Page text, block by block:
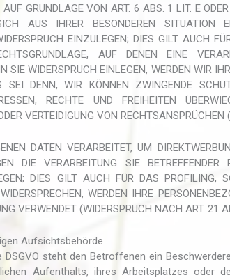
GRUNDLAGE VON ART. 6 ABS. 1 LIT. E
AUS IHRER BESONDEREN SITUATION
EINZULEGEN; DIES GILT AUCH
AUF DENEN EINE
SIE WIDERSPRUCH EINLEGEN, WERDEN WIR
DENN, WIR KÖNNEN ZWINGENDE
RECHTE UND FREIHEITEN
VERTEIDIGUNG VON
DATEN VERARBEITET, UM
DIE VERARBEITUNG SIE
DIES GILT AUCH FÜR DAS PROFILING,
WERDEN IHRE
VERWENDET (WIDERSPRUCH NACH ART. 21
Aufsichts­behörde
steht den Betroffenen ein
Aufenthalts, ihres Arbeitsplatzes oder